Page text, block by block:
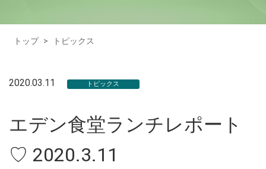
トップ > トピックス
2020.03.11 トピックス
エデン食堂ランチレポート
♡ 2020.3.11